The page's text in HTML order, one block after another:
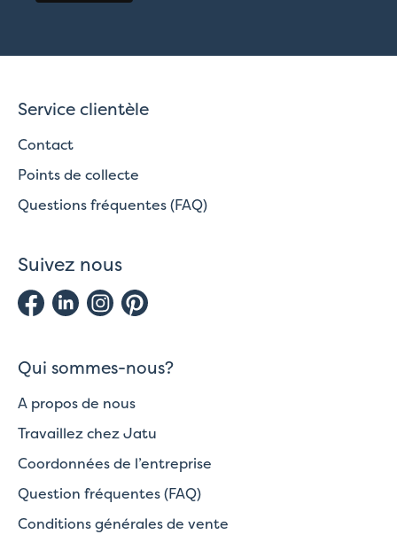
Service clientèle
Contact
Points de collecte
Questions fréquentes (FAQ)
Suivez nous
Qui sommes-nous?
A propos de nous
Travaillez chez Jatu
Coordonnées de l’entreprise
Question fréquentes (FAQ)
Conditions générales de vente